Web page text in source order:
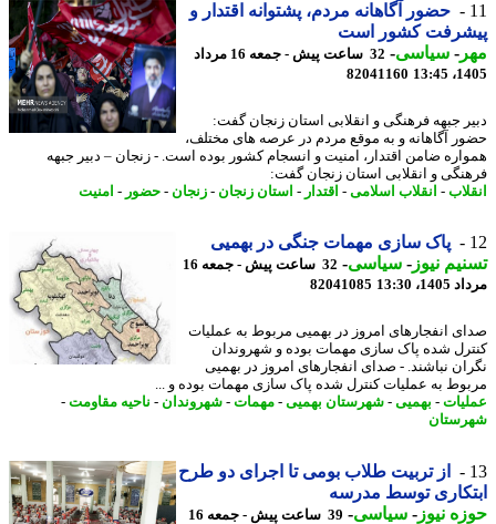
حضور آگاهانه مردم، پشتوانه اقتدار و
کشور است
-سیاسی-
32 ساعت پیش - جمعه 16 مرداد
82041160
جبهه فرهنگی و انقلابی استان زنجان گفت:
آگاهانه و به موقع مردم در عرصه های مختلف،
ضامن اقتدار، امنیت و انسجام کشور بوده است. - زنجان – دبیر جبهه
و انقلابی استان زنجان گفت:
-انقلاب اسلامی-اقتدار-استان زنجان-زنجان-حضور-امنیت
پاک سازی مهمات جنگی در بهمیی
نیوز-سیاسی-
32 ساعت پیش - جمعه 16
13:30
82041085
انفجارهای امروز در بهمیی مربوط به عملیات
شده پاک سازی مهمات بوده و شهروندان
نباشند. - صدای انفجارهای امروز در بهمیی
به عملیات کنترل شده پاک سازی مهمات بوده و ...
-بهمیی-شهرستان بهمیی-مهمات-شهروندان- ناحیه مقاومت-
از تربیت طلاب بومی تا اجرای دو طرح
توسط مدرسه
نیوز-سیاسی-
39 ساعت پیش - جمعه 16